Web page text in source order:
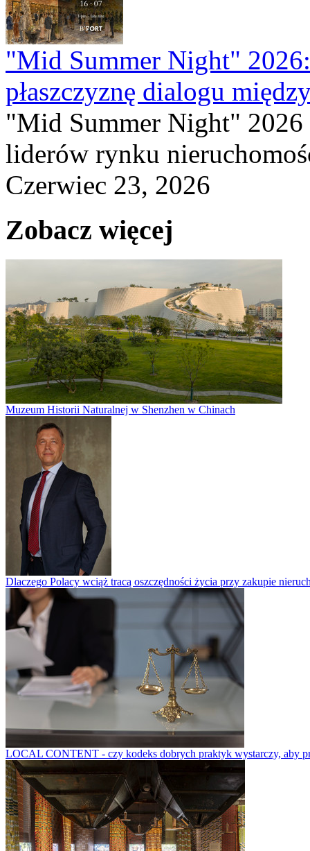
"Mid Summer Night"
płaszczyznę dialogu
"Mid Summer Night" 2026
liderów rynku
Czerwiec 23, 2026
Zobacz więcej
Muzeum Historii Naturalnej w Shenzhen w Chinach
Dlaczego Polacy wciąż tracą oszczędności życia przy zakupie
LOCAL CONTENT - czy kodeks dobrych praktyk wystarczy, aby